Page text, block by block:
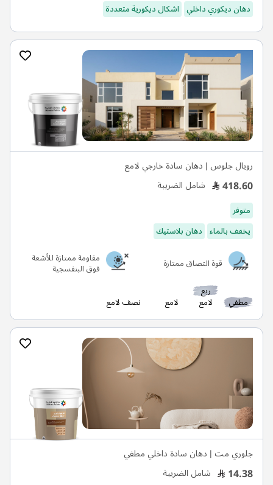
دهان ديكوري داخلي اشكال ديكورية متعددة
رويال جلوس | دهان سادة خارجي لامع
418.60 شامل الضريبة
متوفر
يخفف بالماء دهان بلاستيك
قوة التصاق ممتازة
مقاومة ممتازة للأشعة
فوق البنفسجية
مطفي
ربع
لامع لامع نصف لامع
جلوري مت | دهان سادة داخلي مطفي
14.38 شامل الضريبة